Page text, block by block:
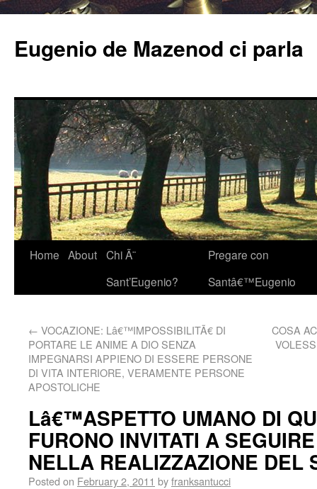
Eugenio de Mazenod ci parla
Home About Chi Ã¨
Sant’Eugenio?
Pregare con
Santâ€™Eugenio
← VOCAZIONE: Lâ€™IMPOSSIBILITÃ€ DI
PORTARE LE ANIME A DIO SENZA
IMPEGNARSI APPIENO DI ESSERE PERSONE
DI VITA INTERIORE, VERAMENTE PERSONE
APOSTOLICHE
COSA
Lâ€™ASPETTO UMANO DI
FURONO INVITATI A
NELLA REALIZZAZIONE DEL
Posted on February 2, 2011 byfranksantucci